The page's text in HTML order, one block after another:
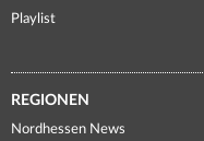
Playlist
REGIONEN
Nordhessen News